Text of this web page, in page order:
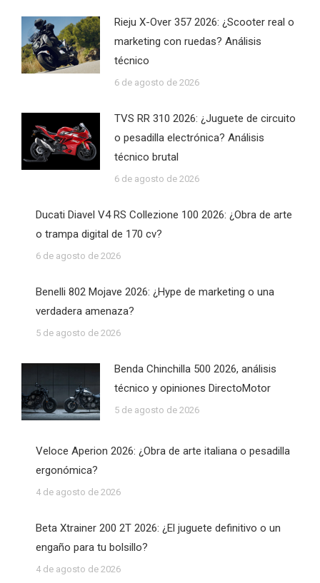
Rieju X-Over 357 2026: ¿Scooter real o
marketing con ruedas? Análisis
técnico
6 de agosto de 2026
TVS RR 310 2026: ¿Juguete de circuito
o pesadilla electrónica? Análisis
técnico brutal
6 de agosto de 2026
Ducati Diavel V4 RS Collezione 100 2026: ¿Obra de arte
o trampa digital de 170 cv?
6 de agosto de 2026
Benelli 802 Mojave 2026: ¿Hype de marketing o una
verdadera amenaza?
5 de agosto de 2026
Benda Chinchilla 500 2026, análisis
técnico y opiniones DirectoMotor
5 de agosto de 2026
Veloce Aperion 2026: ¿Obra de arte italiana o pesadilla
ergonómica?
4 de agosto de 2026
Beta Xtrainer 200 2T 2026: ¿El juguete definitivo o un
engaño para tu bolsillo?
4 de agosto de 2026